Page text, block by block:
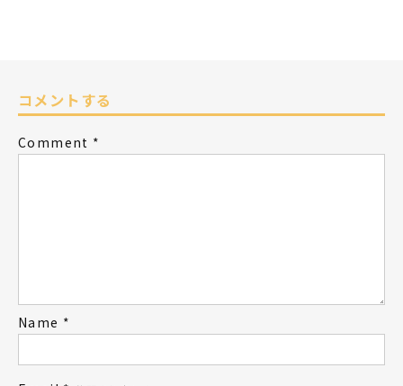
コメントする
Comment *
Name *